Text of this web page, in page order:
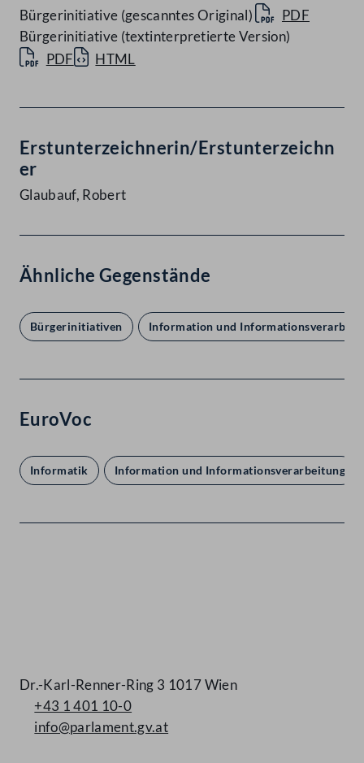
Bürgerinitiative (gescanntes Original)
PDF
Bürgerinitiative (textinterpretierte Version)
PDF
HTML
Erstunterzeichnerin/Erstunterzeichn
er
Glaubauf, Robert
Ähnliche Gegenstände
Bürgerinitiativen Information und
EuroVoc
Informatik Information und Informationsverarbeitung
Dr.-Karl-Renner-Ring 3 1017 Wien
+43 1 401 10-0
info@parlament.gv.at